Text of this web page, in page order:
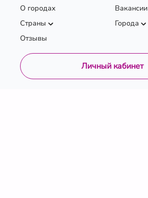
О городах
Вакансии
Страны
Города
Отзывы
Личный кабинет